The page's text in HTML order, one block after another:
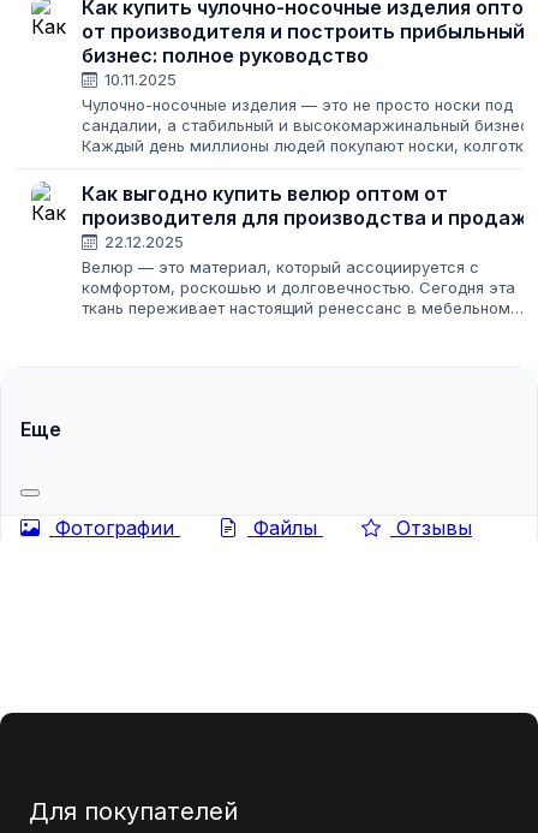
Как купить чулочно-носочные изделия оптом
от производителя и построить прибыльный
бизнес: полное руководство
10.11.2025
Чулочно-носочные изделия — это не просто носки под
сандалии, а стабильный и высокомаржинальный бизнес.
Каждый день миллионы людей покупают носки, колготки,
год и имеет постоянный...
Как выгодно купить велюр оптом от
производителя для производства и продаж
22.12.2025
Велюр — это материал, который ассоциируется с
комфортом, роскошью и долговечностью. Сегодня эта
ткань переживает настоящий ренессанс в мебельном
Еще
Фотографии Файлы Отзывы
Для покупателей